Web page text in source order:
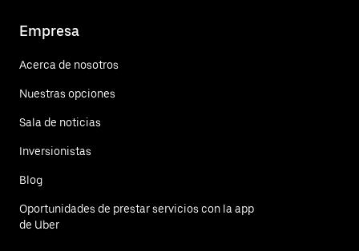
Empresa
Acerca de nosotros
Nuestras opciones
Sala de noticias
Inversionistas
Blog
Oportunidades de prestar servicios con la app
de Uber